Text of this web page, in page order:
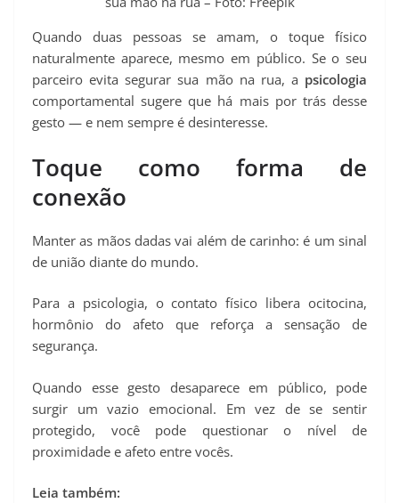
Quando duas pessoas se amam, o toque físico
naturalmente aparece, mesmo em público. Se o seu
parceiro evita segurar sua mão na rua, a psicologia
comportamental sugere que há mais por trás desse
gesto — e nem sempre é desinteresse.
Toque como forma de
conexão
Manter as mãos dadas vai além de carinho: é um sinal
de união diante do mundo.
Para a psicologia, o contato físico libera ocitocina,
hormônio do afeto que reforça a sensação de
segurança.
Quando esse gesto desaparece em público, pode
surgir um vazio emocional. Em vez de se sentir
protegido, você pode questionar o nível de
proximidade e afeto entre vocês.
Leia também: